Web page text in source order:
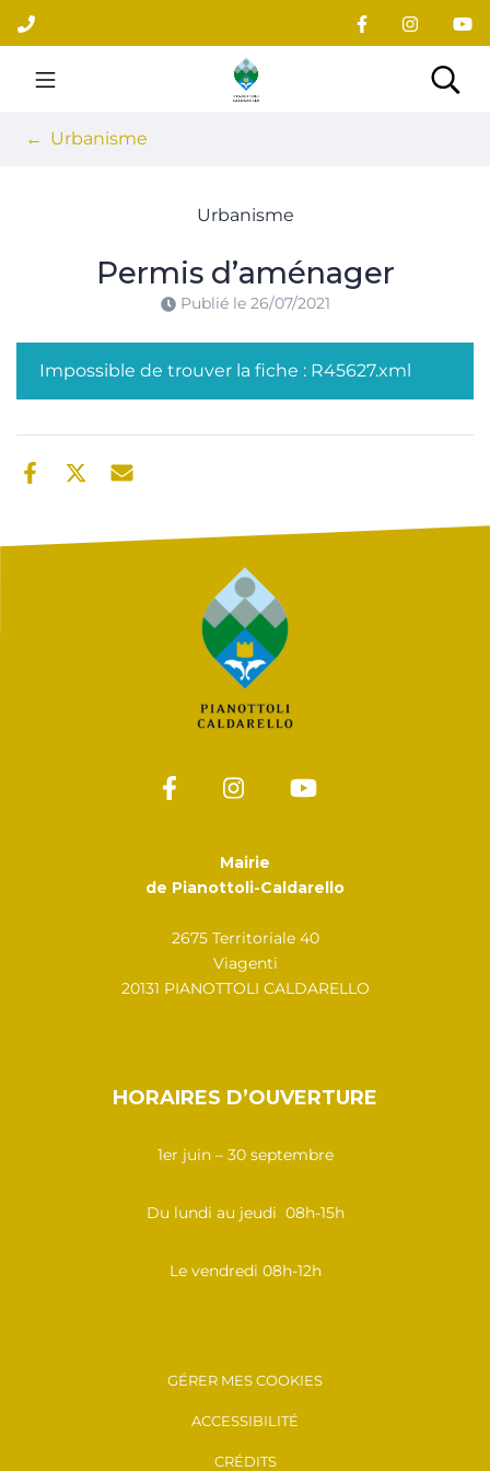
Aller
au
contenu
Site officiel du village
Urbanisme
Urbanisme
Permis d’aménager
Publié le 26/07/2021
Impossible de trouver la fiche : R45627.xml
Mairie
de Pianottoli-Caldarello
2675 Territoriale 40
Viagenti
20131 PIANOTTOLI CALDARELLO
HORAIRES D’OUVERTURE
1er juin – 30 septembre
Du lundi au jeudi 08h-15h
Le vendredi 08h-12h
GÉRER MES COOKIES
ACCESSIBILITÉ
CRÉDITS